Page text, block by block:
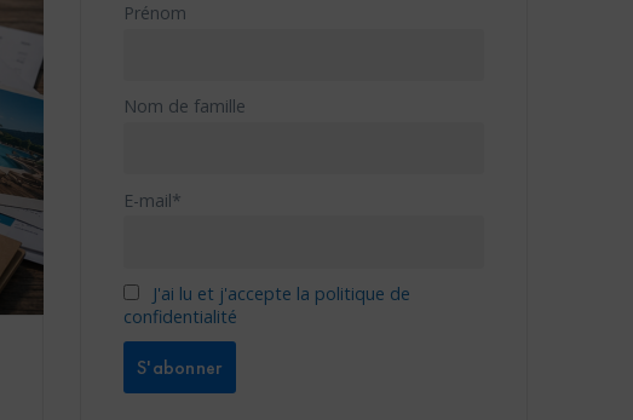
Prénom
Nom de famille
E-mail*
J'ai lu et j'accepte la politique de
confidentialité